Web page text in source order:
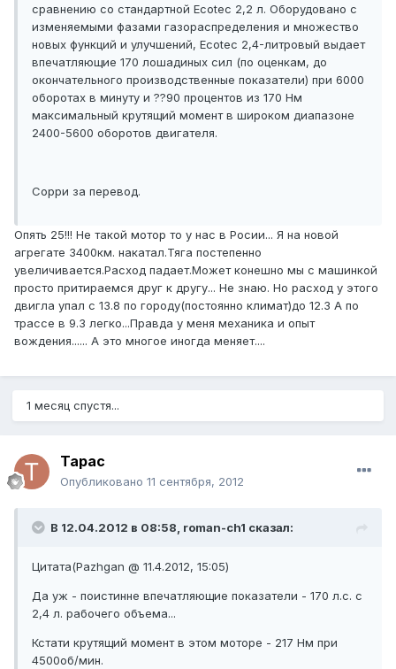
сравнению со стандартной Ecotec 2,2 л. Оборудовано с
изменяемыми фазами газораспределения и множество
новых функций и улучшений, Ecotec 2,4-литровый выдает
впечатляющие 170 лошадиных сил (по оценкам, до
окончательного производственные показатели) при 6000
оборотах в минуту и ??90 процентов из 170 Нм
максимальный крутящий момент в широком диапазоне
2400-5600 оборотов двигателя.
Сорри за перевод.
Опять 25!!! Не такой мотор то у нас в Росии... Я на новой
агрегате 3400км. накатал.Тяга постепенно
увеличивается.Расход падает.Может конешно мы с машинкой
просто притираемся друг к другу... Не знаю. Но расход у этого
двигла упал с 13.8 по городу(постоянно климат)до 12.3 А по
трассе в 9.3 легко...Правда у меня механика и опыт
вождения...... А это многое иногда меняет....
1 месяц спустя...
Тарас
Опубликовано 11 сентября, 2012
В 12.04.2012 в 08:58, roman-ch1 сказал:
Цитата(Pazhgan @ 11.4.2012, 15:05)
Да уж - поистинне впечатляющие показатели - 170 л.с. с
2,4 л. рабочего объема...
Кстати крутящий момент в этом моторе - 217 Нм при
4500об/мин.